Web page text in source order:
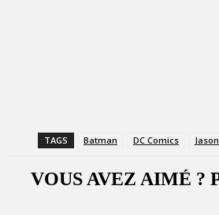
TAGS Batman DC Comics
VOUS AVEZ AIMÉ ?